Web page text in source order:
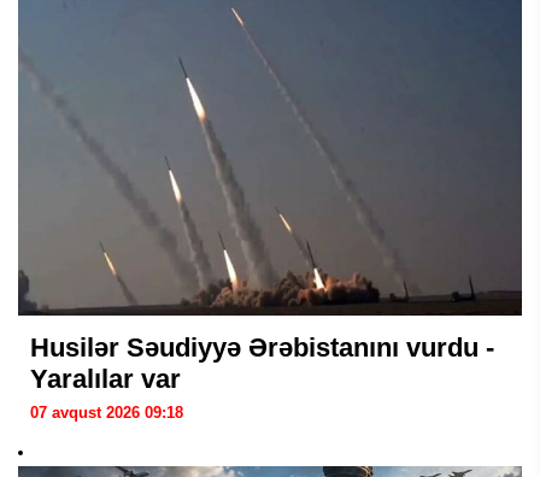
Husilər Səudiyyə Ərəbistanını vurdu -
Yaralılar var
07 avqust 2026 09:18